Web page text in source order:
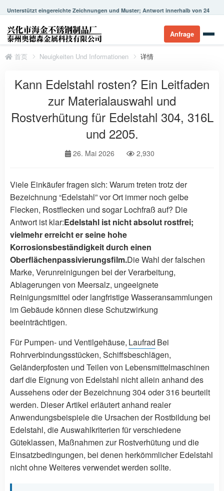
Unterstützt eingereichte Zeichnungen und Muster; Antwort innerhalb von 24
Anfrage
首页 Neuigkeiten Und Informationen 详情
Kann Edelstahl rosten? Ein Leitfaden
zur Materialauswahl und
Rostverhütung für Edelstahl 304, 316L
und 2205.
26. Mai 2026 2,930
Viele Einkäufer fragen sich: Warum treten trotz der
Bezeichnung “Edelstahl” vor Ort immer noch gelbe
Flecken, Rostflecken und sogar Lochfraß auf? Die
Antwort ist klar:Edelstahl ist nicht absolut rostfrei;
vielmehr erreicht er seine hohe
Korrosionsbeständigkeit durch einen
Oberflächenpassivierungsfilm.Die Wahl der falschen
Marke, Verunreinigungen bei der Verarbeitung,
Ablagerungen von Meersalz, ungeeignete
Reinigungsmittel oder langfristige Wasseransammlungen
im Gebäude können diese Schutzwirkung
beeinträchtigen.
Für Pumpen- und Ventilgehäuse, Laufrad Bei
Rohrverbindungsstücken, Schiffsbeschlägen,
Geländerpfosten und Teilen von Lebensmittelmaschinen
darf die Eignung von Edelstahl nicht allein anhand des
Aussehens oder der Bezeichnung 304 oder 316 beurteilt
werden. Dieser Artikel erläutert anhand realer
Anwendungsbeispiele die Ursachen der Rostbildung bei
Edelstahl, die Auswahlkriterien für verschiedene
Güteklassen, Maßnahmen zur Rostverhütung und die
Einsatzbedingungen, bei denen herkömmlicher Edelstahl
nicht ohne Weiteres verwendet werden sollte.